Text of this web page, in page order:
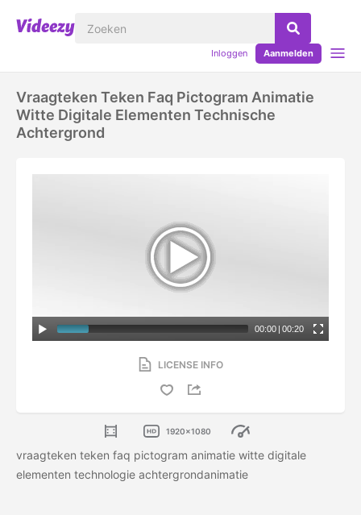
Inloggen Aanmelden
Vraagteken Teken Faq Pictogram Animatie
Witte Digitale Elementen Technische
Achtergrond
00:00 | 00:20
LICENSE INFO
1920x1080
vraagteken teken faq pictogram animatie witte digitale
elementen technologie achtergrondanimatie